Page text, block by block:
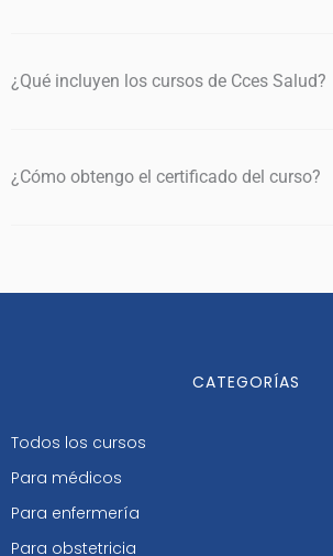
¿Qué incluyen los cursos de Cces Salud?
¿Cómo obtengo el certificado del curso?
CATEGORÍAS
Todos los cursos
Para médicos
Para enfermería
Para obstetricia